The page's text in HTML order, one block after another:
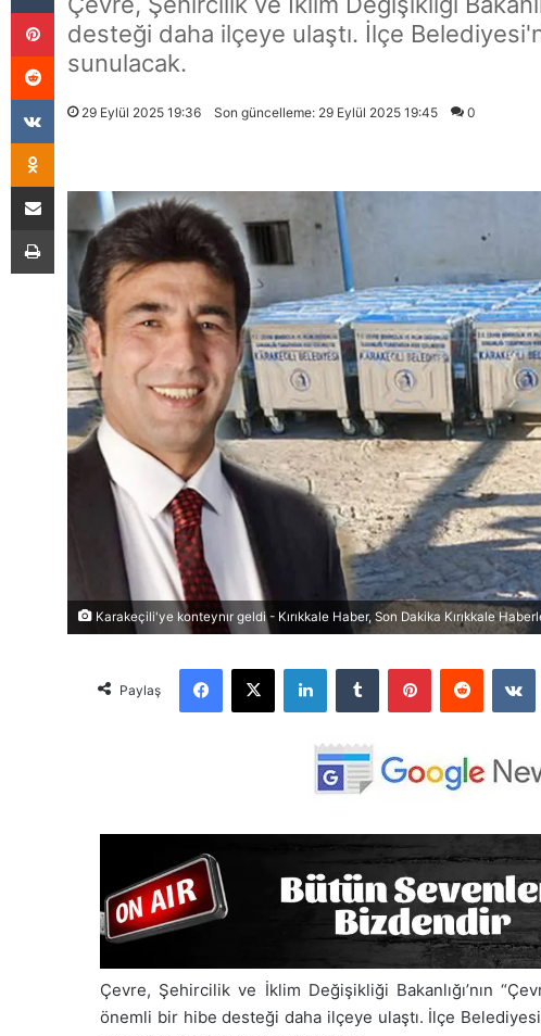
desteği daha ilçeye ulaştı. İlçe
sunulacak.
29 Eylül 2025 19:36 Son güncelleme: 29 Eylül 2025 19:45 0
Karakeçili'ye konteynır geldi - Kırıkkale Haber, Son Dakika Kırıkkale
Paylaş
Çevre, Şehircilik ve İklim Değişikliği Bakanlığı’nın
önemli bir hibe desteği daha ilçeye ulaştı. İlçe
Pinterest
Reddit
Yazdır